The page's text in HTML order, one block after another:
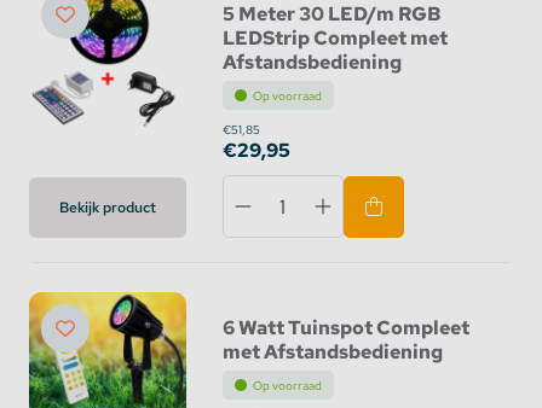
Bekijk product
5 Meter 30 LED/m RGB
LEDStrip Compleet met
Afstandsbediening
Op voorraad
€51,85
€29,95
6 Watt Tuinspot Compleet
met Afstandsbediening
Op voorraad